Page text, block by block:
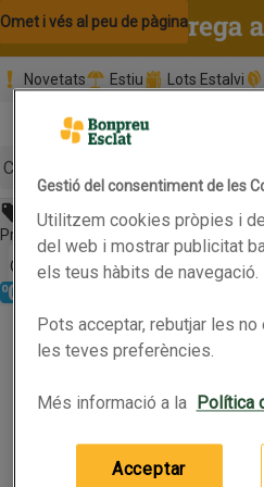
Omet i vés al contingut
Omet i vés a la cerca
Omet i vés al peu de pàgina
Novetats Estiu Lots Estalvi
Promoció clients nous
Botó del menú principal
Abans 1,39€
Preu rebaixat. Vàlid fins 15/06/2026
Obre-ho per veure una llista de les
Ordena
Productes en oferta
CASA TARRADELLAS Base rodona
Refrigerat
CASA
0.26kg (4,96 €
1,29 €
Gestió del consentiment de les
Utilitzem cookies pròpies i
del web i mostrar publicitat
els teus hàbits de navegació.
Pots acceptar, rebutjar les
les teves preferències.
Més informació a la Política
Acceptar